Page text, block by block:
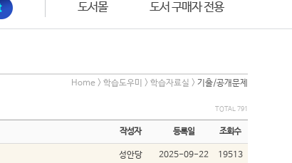
도서몰 온라인 모의고사
Home > 학습도우미 > 학습자료실 > 기출/공개문제
TOTAL 791
작성자 등록일 조회수
성안당 2025-09-22 19513